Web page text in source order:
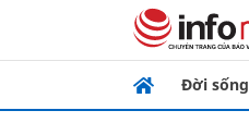
Đời sống